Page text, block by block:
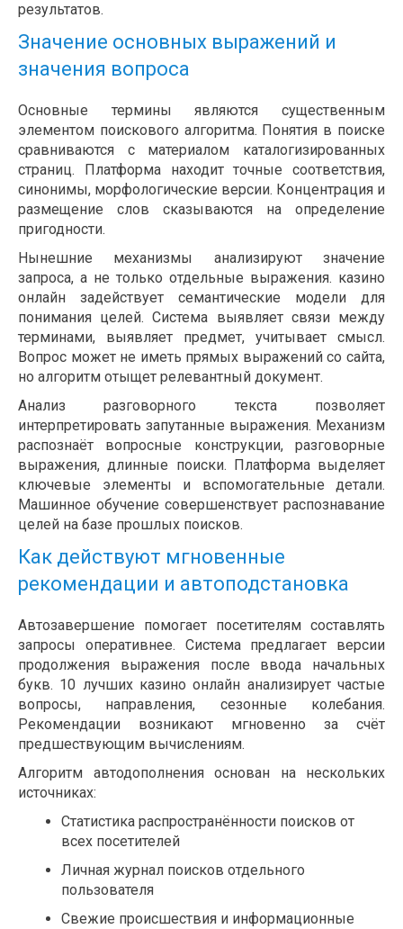
результатов.
Значение основных выражений и
значения вопроса
Основные термины являются существенным
элементом поискового алгоритма. Понятия в поиске
сравниваются с материалом каталогизированных
страниц. Платформа находит точные соответствия,
синонимы, морфологические версии. Концентрация и
размещение слов сказываются на определение
пригодности.
Нынешние механизмы анализируют значение
запроса, а не только отдельные выражения. казино
онлайн задействует семантические модели для
понимания целей. Система выявляет связи между
терминами, выявляет предмет, учитывает смысл.
Вопрос может не иметь прямых выражений со сайта,
но алгоритм отыщет релевантный документ.
Анализ разговорного текста позволяет
интерпретировать запутанные выражения. Механизм
распознаёт вопросные конструкции, разговорные
выражения, длинные поиски. Платформа выделяет
ключевые элементы и вспомогательные детали.
Машинное обучение совершенствует распознавание
целей на базе прошлых поисков.
Как действуют мгновенные
рекомендации и автоподстановка
Автозавершение помогает посетителям составлять
запросы оперативнее. Система предлагает версии
продолжения выражения после ввода начальных
букв. 10 лучших казино онлайн анализирует частые
вопросы, направления, сезонные колебания.
Рекомендации возникают мгновенно за счёт
предшествующим вычислениям.
Алгоритм автодополнения основан на нескольких
источниках:
Статистика распространённости поисков от
всех посетителей
Личная журнал поисков отдельного
пользователя
Свежие происшествия и информационные